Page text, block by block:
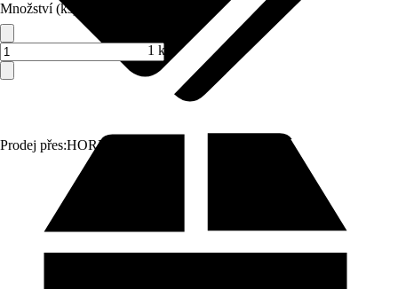
Prodej přes:HORNBACH
Množství (ks)
1 ks